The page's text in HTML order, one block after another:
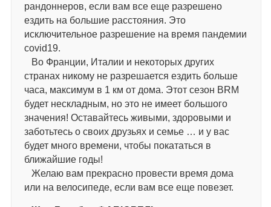
рандоннеров, если вам все еще разрешено
ездить на большие расстояния. Это
исключительное разрешение на время пандемии
covid19.
Во Франции, Италии и некоторых других
странах никому не разрешается ездить больше
часа, максимум в 1 км от дома. Этот сезон BRM
будет нескладным, но это не имеет большого
значения! Оставайтесь живыми, здоровыми и
заботьтесь о своих друзьях и семье … и у вас
будет много времени, чтобы покататься в
ближайшие годы!
Желаю вам прекрасно провести время дома
или на велосипеде, если вам все еще повезет.